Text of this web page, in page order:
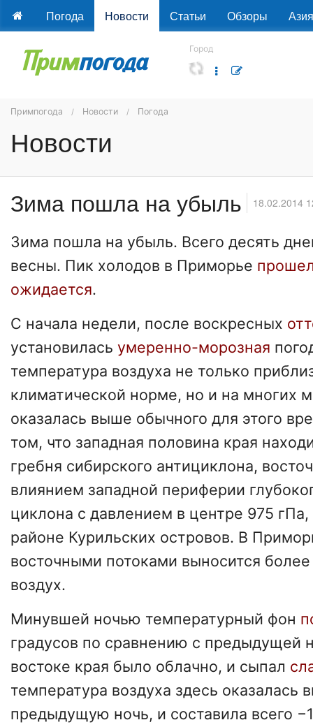
Погода Новости Статьи Обзоры Азия
Город
Примпогода Новости Погода
Новости
Зима пошла на убыль 18.02.2014
Зима пошла на убыль. Всего десять
весны. Пик холодов в Приморье
ожидается.
С начала недели, после воскресных
установилась умеренно-морозная
температура воздуха не только
климатической норме, но и на многих
оказалась выше обычного для этого
том, что западная половина края
гребня сибирского антициклона,
влиянием западной периферии
циклона с давлением в центре 975
районе Курильских островов. В
восточными потоками выносится
воздух.
Минувшей ночью температурный фон
градусов по сравнению с предыдущей
востоке края было облачно, и сыпал
температура воздуха здесь оказалась
предыдущую ночь, и составила всего